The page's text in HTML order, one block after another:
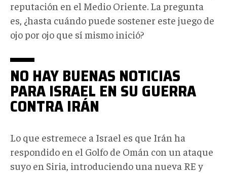
reputación en el Medio Oriente. La pregunta
es, ¿hasta cuándo puede sostener este juego de
ojo por ojo que sí mismo inició?
NO HAY BUENAS NOTICIAS
PARA ISRAEL EN SU GUERRA
CONTRA IRÁN
Lo que estremece a Israel es que Irán ha
respondido en el Golfo de Omán con un ataque
suyo en Siria, introduciendo una nueva RE y